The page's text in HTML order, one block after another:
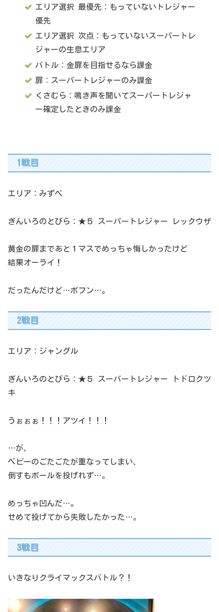
エリア選択 最優先：もっていないトレジャー
優先
エリア選択 次点：もっていないスーパートレ
ジャーの生息エリア
バトル：金扉を目指せるなら課金
扉：スーパートレジャーのみ課金
くさむら：鳴き声を聞いてスーパートレジャ
ー確定したときのみ課金
1戦目
エリア：みずべ
ぎんいろのとびら：★５ スーパートレジャー レックウザ
黄金の扉まであと１マスでめっちゃ悔しかったけど
結果オーライ！
だったんだけど…ボフン…。
2戦目
エリア：ジャングル
ぎんいろのとびら：★５ スーパートレジャー トドロクツ
キ
うぉぉぉ！！！アツイ！！！
…が、
ベビーのごたごたが重なってしまい、
倒すもボールを投げれず…。
めっちゃ凹んだ…。
せめて投げてから失敗したかった…。
3戦目
いきなりクライマックスバトル？！